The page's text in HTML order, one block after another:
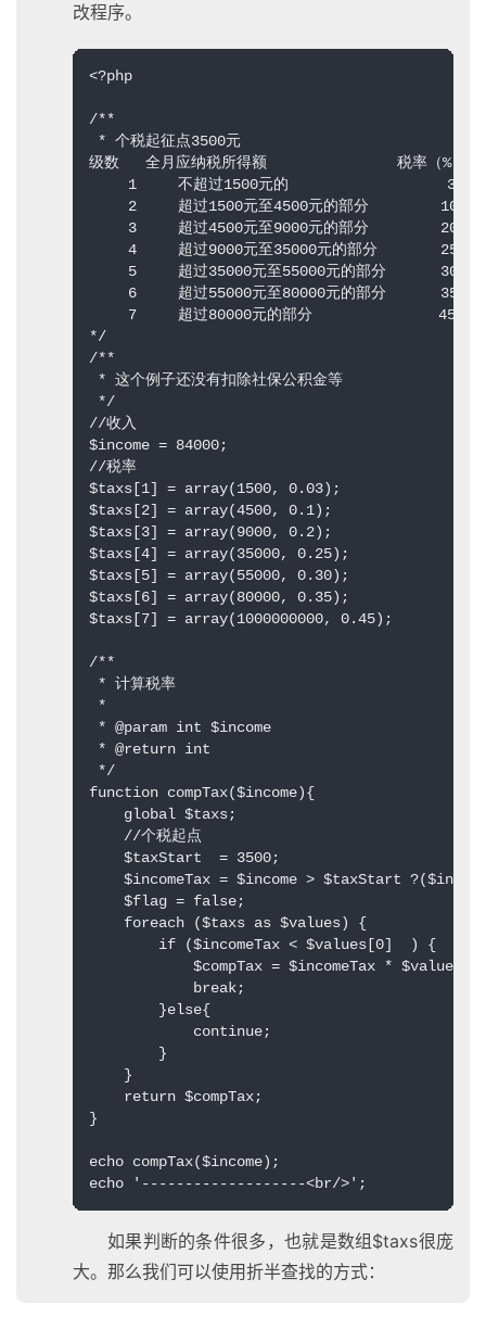
改程序。
<?php
/**
* 个税起征点3500元
级数   全月应纳税所得额        　　　　税率（%）
1   　不超过1500元的             　　　3
2   　超过1500元至4500元的部分   　　　10
3   　超过4500元至9000元的部分   　　　20
4   　超过9000元至35000元的部分 　　　 25
5  　 超过35000元至55000元的部分 　　　30
6 　  超过55000元至80000元的部分 　　　35
7  　 超过80000元的部分          　　 45
*/
/**
* 这个例子还没有扣除社保公积金等
*/
//收入
$income = 84000;
//税率
$taxs[1] = array(1500, 0.03);
$taxs[2] = array(4500, 0.1);
$taxs[3] = array(9000, 0.2);
$taxs[4] = array(35000, 0.25);
$taxs[5] = array(55000, 0.30);
$taxs[6] = array(80000, 0.35);
$taxs[7] = array(1000000000, 0.45);
/**
* 计算税率
*
* @param int $income
* @return int
*/
function compTax($income){
global $taxs;
//个税起点
$taxStart  = 3500;
$incomeTax = $income > $taxStart
$flag = false;
foreach ($taxs as $values) {
if ($incomeTax < $values[0]  ) {
$compTax = $incomeTax *
break;
}else{
continue;
}
}
return $compTax;
}
echo compTax($income);
echo '-------------------<br/>';
如果判断的条件很多，也就是数组$taxs很庞
大。那么我们可以使用折半查找的方式：